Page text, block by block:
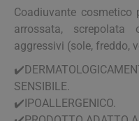
Coadiuvante
arrossata,
aggressivi (sole, freddo,
SENSIBILE.
✔️​IPOALLERGENICO.